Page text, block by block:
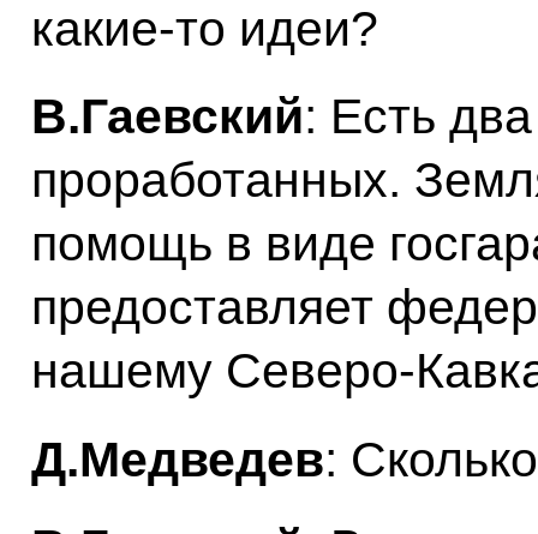
какие‑то идеи?
В.Гаевский: Есть
проработанных.
помощь в виде
предоставляет
нашему Северо-
Д.Медведев: